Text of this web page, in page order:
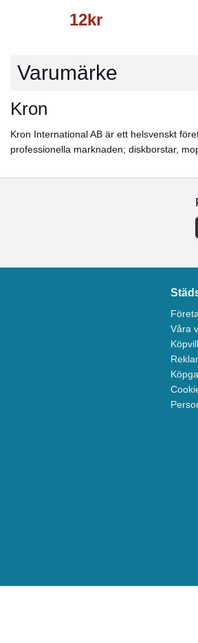
12kr
Varumärke
Kron
Kron International AB är ett helsvenskt
professionella marknaden; diskborstar,
Våra